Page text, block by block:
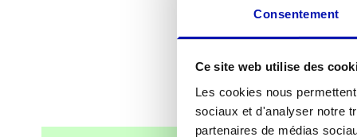
Consentement
Ce site web utilise des
Les cookies nous
sociaux et d'analyser notre
partenaires de médias